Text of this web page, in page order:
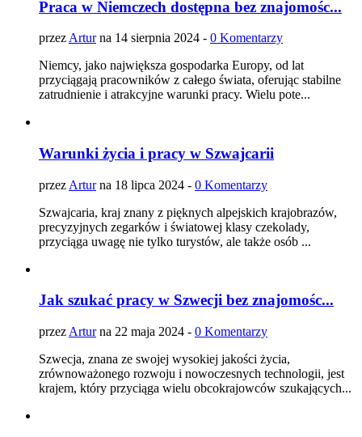
Praca w Niemczech dostępna bez znajomośc...
przez Arturna 14 sierpnia 2024 - 0 Komentarzy
Niemcy, jako największa gospodarka Europy, od lat
przyciągają pracowników z całego świata, oferując stabilne
zatrudnienie i atrakcyjne warunki pracy. Wielu pote...
Warunki życia i pracy w Szwajcarii
przez Arturna 18 lipca 2024 - 0 Komentarzy
Szwajcaria, kraj znany z pięknych alpejskich krajobrazów,
precyzyjnych zegarków i światowej klasy czekolady,
przyciąga uwagę nie tylko turystów, ale także osób ...
Jak szukać pracy w Szwecji bez znajomośc...
przez Arturna 22 maja 2024 - 0 Komentarzy
Szwecja, znana ze swojej wysokiej jakości życia,
zrównoważonego rozwoju i nowoczesnych technologii, jest
krajem, który przyciąga wielu obcokrajowców szukających...